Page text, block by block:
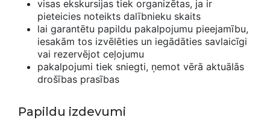
visas ekskursijas tiek organizētas, ja ir
pieteicies noteikts dalībnieku skaits
lai garantētu papildu pakalpojumu pieejamību,
iesakām tos izvēlēties un iegādāties savlaicīgi
vai rezervējot ceļojumu
pakalpojumi tiek sniegti, ņemot vērā aktuālās
drošības prasības
Papildu izdevumi